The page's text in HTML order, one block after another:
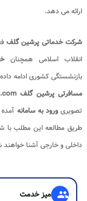
ارائه می دهد.
شرکت خدماتی پرشین گلف
انقلاب اسلامی همچنان
بازنشستگی کشوری ادامه
مسافرتی پرشین گلف khatamtour.com
تصویریورود به سامانه
طریق مطالعه این مطلب با
داخلی و خارجی آشنا
group میز خدمت